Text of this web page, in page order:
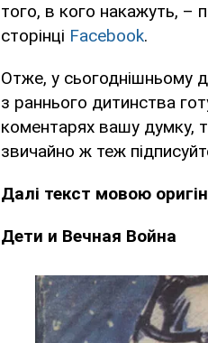
того, в кого накажуть, –
сторінці Facebook.
Отже, у сьогоднішньому
з раннього дитинства
коментарях вашу думку,
звичайно ж теж
Далі текст мовою
Дети и Вечная Война